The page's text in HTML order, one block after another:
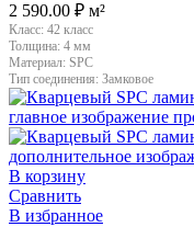
2 590.00 ₽ м²
Класс: 42 класс
Толщина: 4 мм
Материал: SPC
Тип соединения: Замковое
В корзину
Сравнить
В избранное